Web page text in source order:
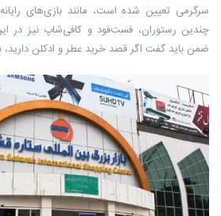
سرگرمی تعیین شده است، مانند بازی‌های
چندین رستوران‌، فست‌فود و کافی‌شاپ نیز در
ضمن باید گفت اگر قصد خرید عطر و ادکلن دارید،